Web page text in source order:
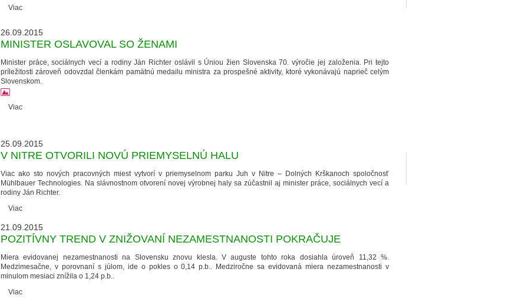
Viac
26.09.2015
MINISTER OSLAVOVAL SO ŽENAMI
Minister práce, sociálnych vecí a rodiny Ján Richter oslávil s Úniou žien Slovenska 70. výročie jej založenia. Pri tejto
príležitosti zároveň odovzdal členkám pamätnú medailu ministra za prospešné aktivity, ktoré vykonávajú naprieč celým
Slovenskom.
Viac
25.09.2015
V NITRE OTVORILI NOVÚ PRIEMYSELNÚ HALU
Viac ako sto nových pracovných miest vytvorí v priemyselnom parku Juh v Nitre – Dolných Krškanoch spoločnosť
Mühlbauer Technologies. Na slávnostnom otvorení novej výrobnej haly sa zúčastnil aj minister práce, sociálnych vecí a
rodiny Ján Richter.
Viac
21.09.2015
POZITÍVNY TREND V ZNIŽOVANÍ NEZAMESTNANOSTI POKRAČUJE
Miera evidovanej nezamestnanosti na Slovensku znovu klesla. V auguste tohto roka dosiahla úroveň 11,32 %.
Medzimesačne, v porovnaní s júlom, ide o pokles o 0,14 p.b.. Medziročne sa evidovaná miera nezamestnanosti v
minulom mesiaci znížila o 1,24 p.b..
Viac